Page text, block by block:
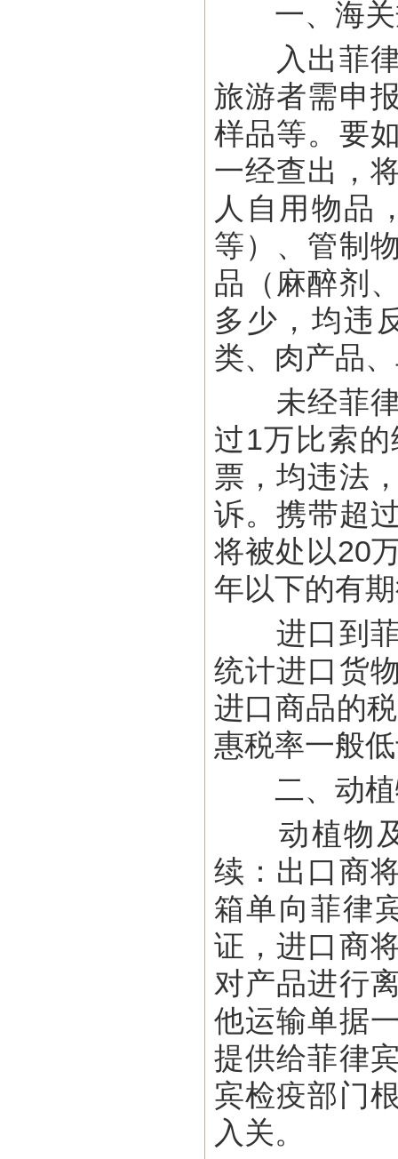
一、海关
入出菲律
旅游者需申
样品等。要
一经查出，
人自用物品
等）、管制
品（麻醉剂
多少，均违
类、肉产品
未经菲律
过1万比索
票，均违法
诉。携带超
将被处以20
年以下的有
进口到菲
统计进口货
进口商品的
惠税率一般
二、动植
动植物及
续：出口商
箱单向菲律
证，进口商
对产品进行
他运输单据
提供给菲律
宾检疫部门
入关。